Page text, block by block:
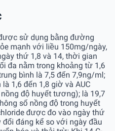
sử dụng bằng đường
mạnh với liều 150mg/ngày,
thứ 1,8 và 14, thời gian
đa nằm trong khoảng từ 1,6
bình là 7,5 đến 7,9ng/ml;
1,6 đến 1,8 giờ và AUC
độ huyết tương); là 19,7
số nồng độ trong huyết
được đo vào ngày thứ
đáng kể so với ngày đầu